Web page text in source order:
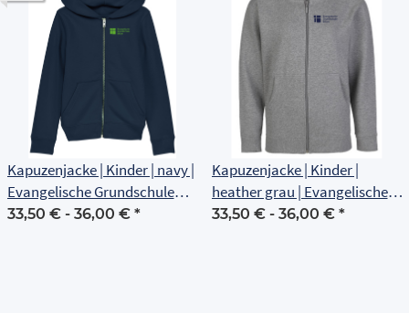
Kapuzenjacke | Kinder | navy |
Evangelische Grundschule
Erfurt
33,50 € - 36,00 € *
Kapuzenjacke | Kinder |
heather grau | Evangelische
Grundschule Erfurt
33,50 € - 36,00 € *